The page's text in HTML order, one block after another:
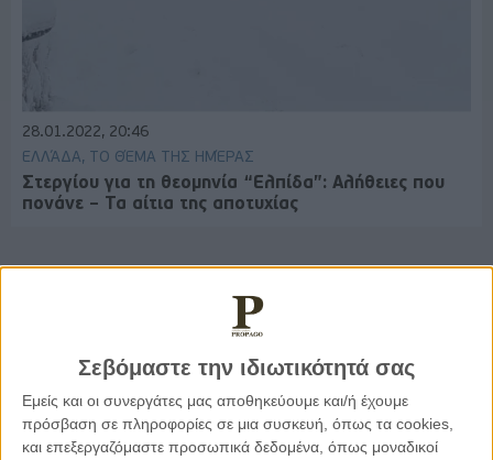
Σεβόμαστε την ιδιωτικότητά σας
Εμείς και οι συνεργάτες μας αποθηκεύουμε και/ή έχουμε
πρόσβαση σε πληροφορίες σε μια συσκευή, όπως τα cookies,
και επεξεργαζόμαστε προσωπικά δεδομένα, όπως μοναδικοί
28.01.2022, 20:46
ΕΛΛΆΔΑ, ΤΟ ΘΈΜΑ ΤΗΣ ΗΜΈΡΑΣ
Στεργίου για τη θεομηνία “Ελπίδα”: Αλήθειες που
πονάνε – Τα αίτια της αποτυχίας
Κέλλυ Καμπάκη
Κέλλυ Καμπάκη: Η μαμά της Έμμας
γράφει για την “ισόβια καταδίκη
της”